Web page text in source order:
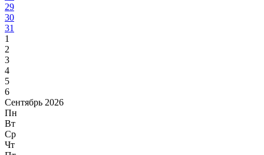
29
30
31
1
2
3
4
5
6
Сентябрь 2026
Пн
Вт
Ср
Чт